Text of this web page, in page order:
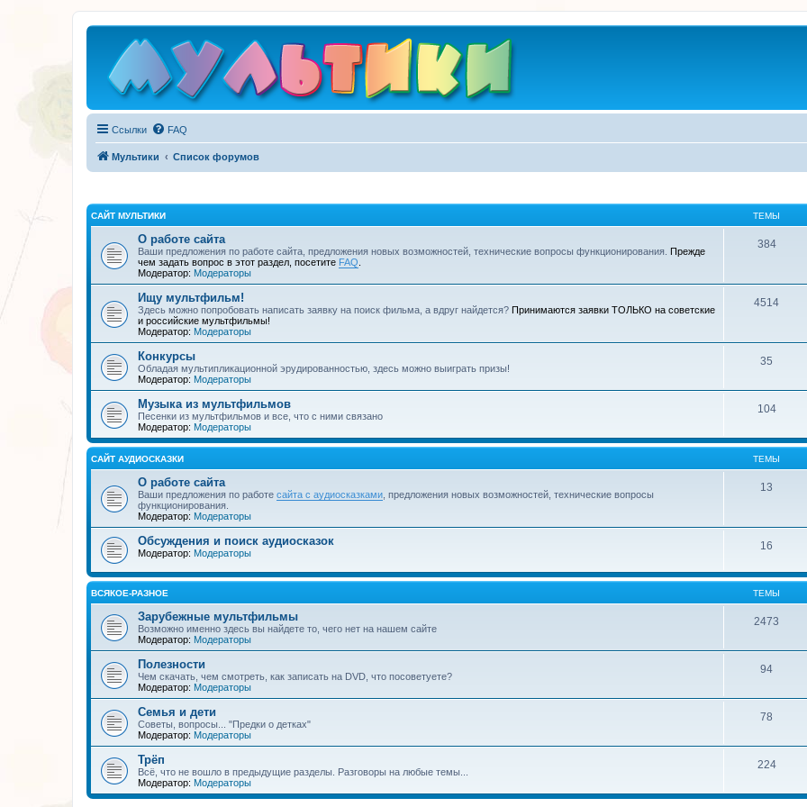
Ссылки FAQ
Мультики Список форумов
САЙТ МУЛЬТИКИ ТЕМЫ
О работе сайта
Ваши предложения по работе сайта, предложения новых возможностей, технические вопросы функционирования. Прежде
чем задать вопрос в этот раздел, посетите FAQ
Модератор: Модераторы
384
Ищу мультфильм!
Здесь можно попробовать написать заявку на поиск фильма, а вдруг найдется? Принимаются заявки ТОЛЬКО на советские
и российские мультфильмы!
Модератор: Модераторы
4514
Конкурсы
Обладая мультипликационной эрудированностью, здесь можно выиграть призы!
Модератор: Модераторы
35
Музыка из мультфильмов
Песенки из мультфильмов и все, что с ними связано
Модератор: Модераторы
104
САЙТ АУДИОСКАЗКИ ТЕМЫ
О работе сайта
Ваши предложения по работе сайта с аудиосказками , предложения новых возможностей, технические вопросы
функционирования.
Модератор: Модераторы
13
Обсуждения и поиск аудиосказок
Модератор: Модераторы
16
ВСЯКОЕ-РАЗНОЕ ТЕМЫ
Зарубежные мультфильмы
Возможно именно здесь вы найдете то, чего нет на нашем сайте
Модератор: Модераторы
2473
Полезности
Чем скачать, чем смотреть, как записать на DVD, что посоветуете?
Модератор: Модераторы
94
Семья и дети
Советы, вопросы... "Предки о детках"
Модератор: Модераторы
78
Трёп
Всё, что не вошло в предыдущие разделы. Разговоры на любые темы...
Модератор: Модераторы
224